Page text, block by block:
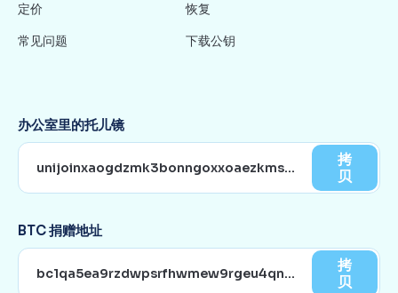
定价
常见问题
恢复
下载公钥
办公室里的托儿镜
拷
贝
BTC 捐赠地址
拷
贝